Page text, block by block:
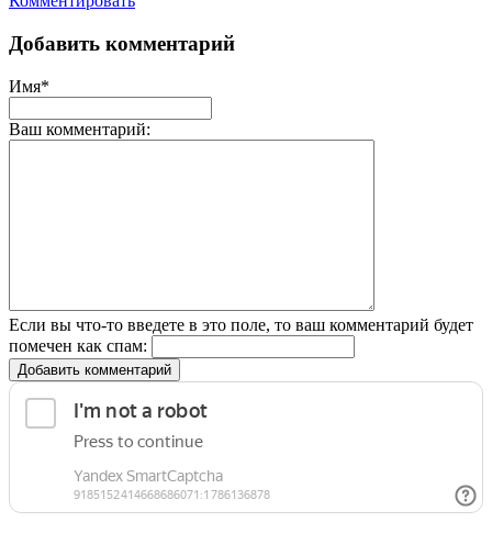
Добавить комментарий
Имя*
Ваш комментарий:
Если вы что-то введете в это поле, то ваш комментарий будет
помечен как спам:
Добавить комментарий